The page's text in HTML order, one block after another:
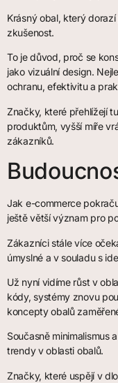
Krásný obal, který
zkušenost.
To je důvod, proč se
jako vizuální design.
ochranu, efektivitu a
Značky, které přehlížejí
produktům, vyšší míře
zákazníků.
Jak e-commerce
ještě větší význam pro
Zákazníci stále více
úmyslné a v souladu s
Už nyní vidíme růst v
kódy, systémy znovu
koncepty obalů
Současně minimalismus
trendy v oblasti obalů.
Značky, které uspějí v